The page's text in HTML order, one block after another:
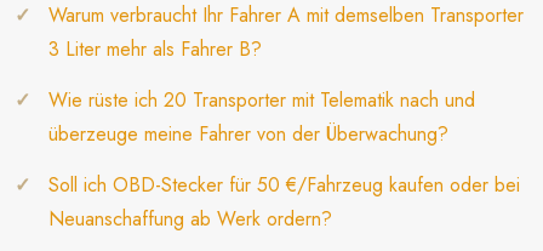
Warum verbraucht Ihr Fahrer A mit demselben Transporter
3 Liter mehr als Fahrer B?
Wie rüste ich 20 Transporter mit Telematik nach und
überzeuge meine Fahrer von der Überwachung?
Soll ich OBD-Stecker für 50 €/Fahrzeug kaufen oder bei
Neuanschaffung ab Werk ordern?